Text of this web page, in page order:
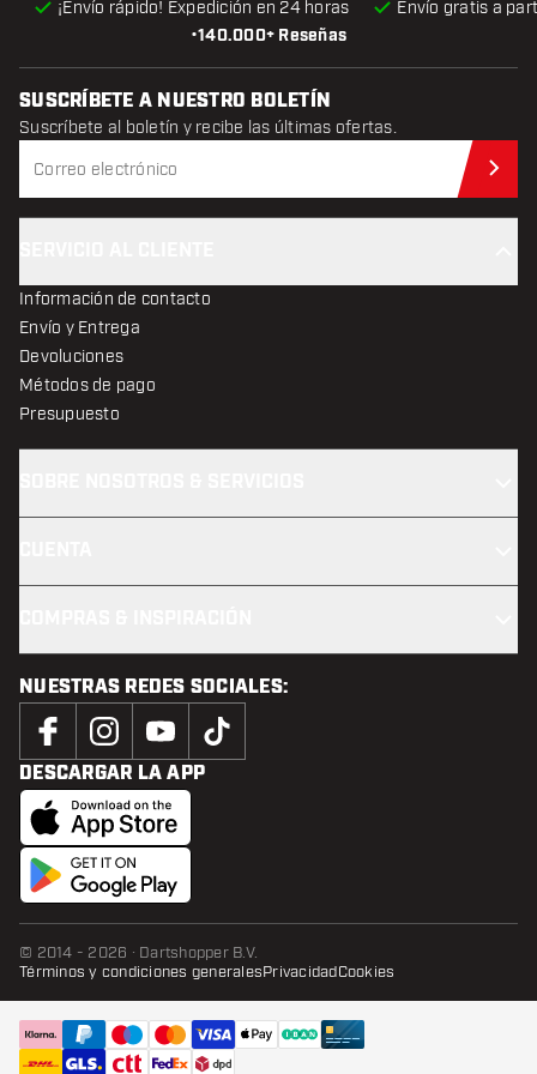
AÑADIR A LA CESTA
•140.000+ Reseñas
¡Envío rápido! Expedición en 24 horas Envío gratis a
SUSCRÍBETE A NUESTRO BOLETÍN
Suscríbete al boletín y recibe las últimas ofertas.
Información de contacto
Envío y Entrega
Devoluciones
Métodos de pago
Presupuesto
NUESTRAS REDES SOCIALES:
DESCARGAR LA APP
© 2014 - 2026 · Dartshopper B.V.
Términos y condiciones generalesPrivacidadCookies